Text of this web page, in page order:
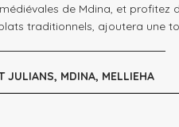
de Mdina, et profitez
traditionnels, ajoutera une
JULIANS, MDINA, MELLIEHA